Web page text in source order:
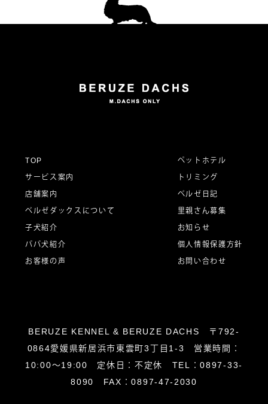
ー
シ
ョ
TOP
サービス案内
店舗案内
ベルゼダックスについて
子犬紹介
パパ犬紹介
お客様の声
ペットホテル
トリミング
ベルゼ日記
里親さん募集
お知らせ
個人情報保護方針
お問い合わせ
BERUZE KENNEL & BERUZE DACHS 〒792-
0864愛媛県新居浜市東雲町3丁目1-3 営業時間：
10:00～19:00 定休日：不定休 TEL：0897-33-
8090 FAX：0897-47-2030